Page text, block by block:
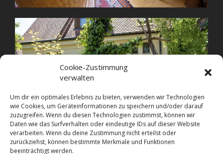
Cookie-Zustimmung
verwalten
Um dir ein optimales Erlebnis zu bieten, verwenden wir Technologien
wie Cookies, um Geräteinformationen zu speichern und/oder darauf
zuzugreifen. Wenn du diesen Technologien zustimmst, können wir
Daten wie das Surfverhalten oder eindeutige IDs auf dieser Website
verarbeiten. Wenn du deine Zustimmung nicht erteilst oder
zurückziehst, können bestimmte Merkmale und Funktionen
beeinträchtigt werden.